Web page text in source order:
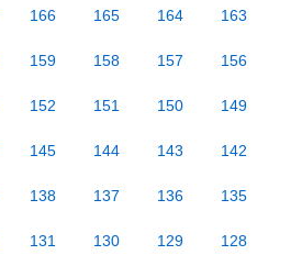
166 165 164 163
159 158 157 156
152 151 150 149
145 144 143 142
138 137 136 135
131 130 129 128